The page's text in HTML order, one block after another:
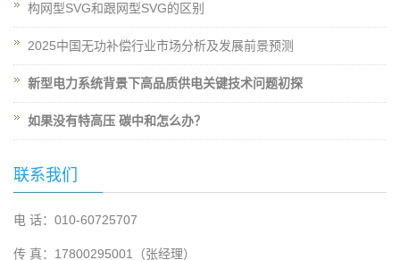
构网型SVG和跟网型SVG的区别
2025中国无功补偿行业市场分析及发展前景预测
新型电力系统背景下高品质供电关键技术问题初探
如果没有特高压 碳中和怎么办？
联系我们
电 话：010-60725707
传 真：17800295001（张经理）